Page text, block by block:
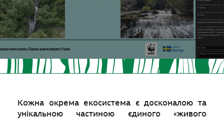
Кожна окрема екосистема є досконалою та
унікальною частиною єдиного «живого